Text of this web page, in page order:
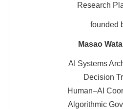
Research
founded
Masao
AI Systems
Decision
Human–AI
Algorithmic